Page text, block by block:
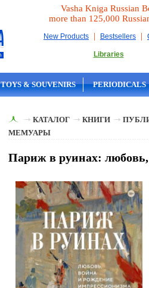
Vasha Kniga Russian
more than 125,000
New Products | Bestsellers |
Libraries
TOYS & SOUVENIRS PERIODICALS
КАТАЛОГ КНИГИ
МЕМУАРЫ
Париж в руинах: